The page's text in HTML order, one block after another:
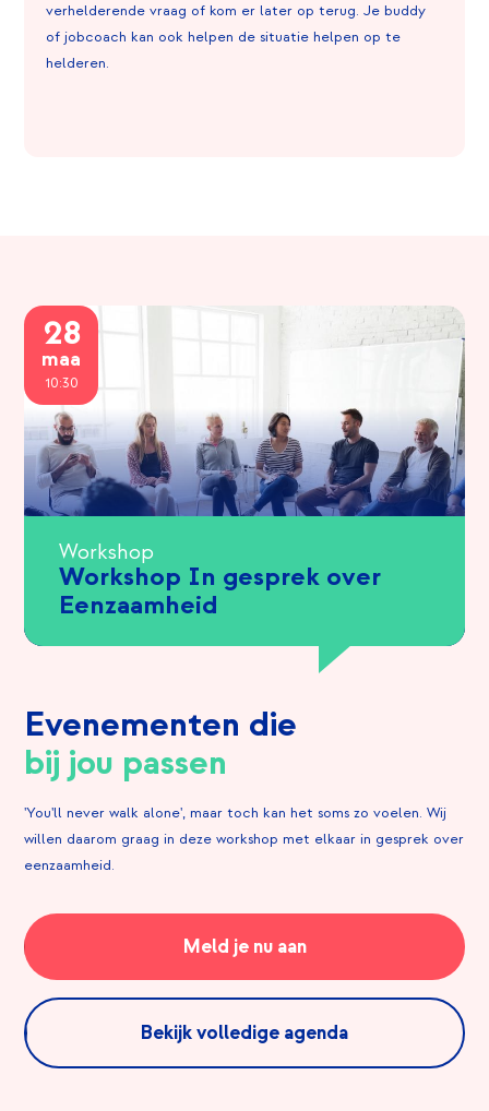
verhelderende vraag of kom er later op terug. Je buddy
of jobcoach kan ook helpen de situatie helpen op te
helderen.
28
maa
10:30
Workshop
Workshop In gesprek over
Eenzaamheid
Evenementen die
bij jou passen
'You'll never walk alone', maar toch kan het soms zo voelen. Wij
willen daarom graag in deze workshop met elkaar in gesprek over
eenzaamheid.
Meld je nu aan
Bekijk volledige agenda